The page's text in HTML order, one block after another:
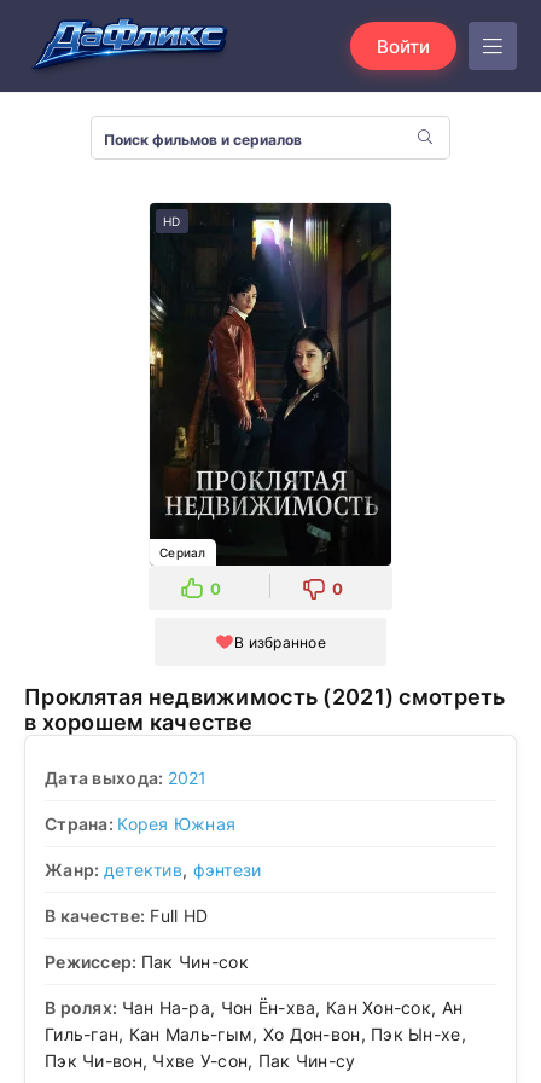
Войти
HD
Сериал
0 0
В избранное
Проклятая недвижимость (2021) смотреть
в хорошем качестве
Дата выхода: 2021
Страна: Корея Южная
Жанр: детектив, фэнтези
В качестве: Full HD
Режиссер: Пак Чин-сок
В ролях: Чан На-ра, Чон Ён-хва, Кан Хон-сок, Ан
Гиль-ган, Кан Маль-гым, Хо Дон-вон, Пэк Ын-хе,
Пэк Чи-вон, Чхве У-сон, Пак Чин-су